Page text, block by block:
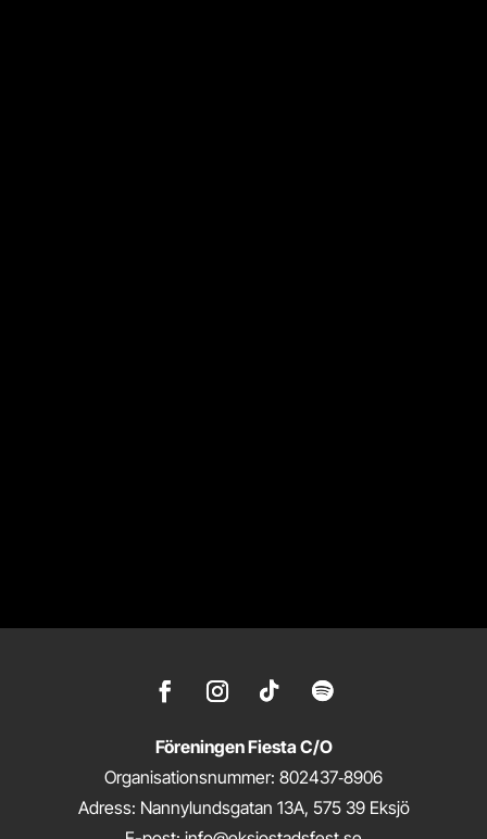
Föreningen Fiesta C/O
Organisationsnummer: 802437‑8906
Adress: Nannylundsgatan 13A, 575 39 Eksjö